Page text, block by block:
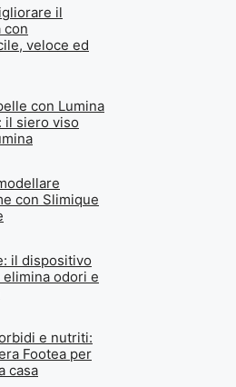
il
con
veloce ed
con Lumina
il siero viso
con Slimique
il dispositivo
odori e
e nutriti:
Footea per
casa